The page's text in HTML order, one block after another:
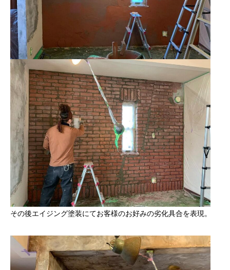
その後エイジング塗装にてお客様のお好みの劣化具合を表現。